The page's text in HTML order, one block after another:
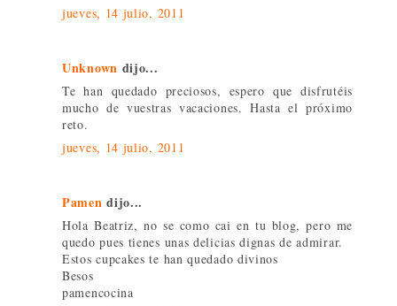
jueves, 14 julio, 2011
Unknown dijo...
Te han quedado preciosos, espero que disfrutéis
mucho de vuestras vacaciones. Hasta el próximo
reto.
jueves, 14 julio, 2011
Pamen dijo...
Hola Beatriz, no se como cai en tu blog, pero me
quedo pues tienes unas delicias dignas de admirar.
Estos cupcakes te han quedado divinos
Besos
pamencocina